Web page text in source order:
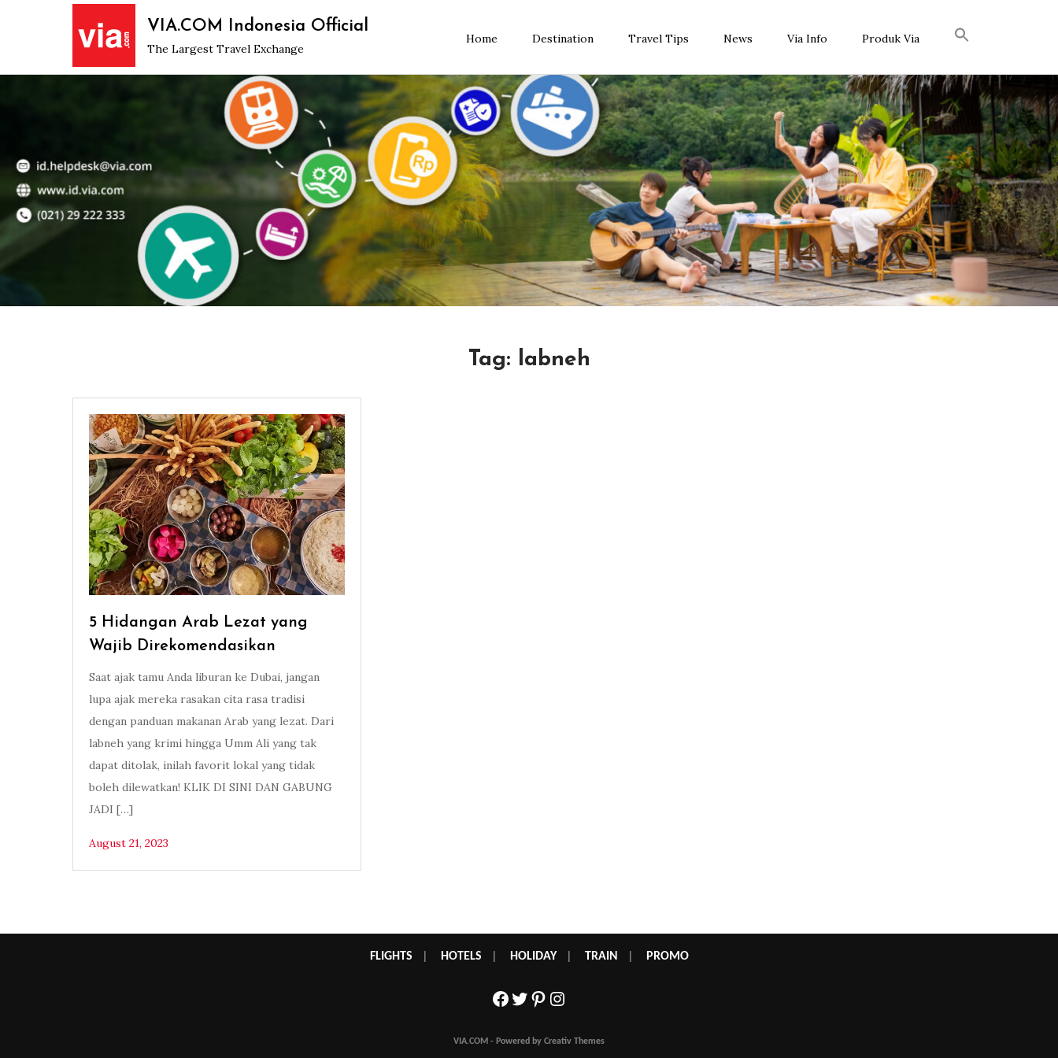
VIA.COM Indonesia Official
The Largest Travel Exchange
Home Destination Travel Tips News Via Info Produk Via
Tag: labneh
5 Hidangan Arab Lezat yang
Wajib Direkomendasikan
Saat ajak tamu Anda liburan ke Dubai, jangan
lupa ajak mereka rasakan cita rasa tradisi
dengan panduan makanan Arab yang lezat. Dari
labneh yang krimi hingga Umm Ali yang tak
dapat ditolak, inilah favorit lokal yang tidak
boleh dilewatkan! KLIK DI SINI DAN GABUNG
JADI […]
August 21, 2023
FLIGHTS HOTELS HOLIDAY| TRAIN PROMO
Facebook
Twitter
Pinterest
Instagram
VIA.COM - Powered by Creativ Themes